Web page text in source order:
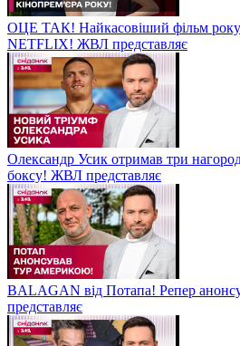
ОЦЕ ТАК! Найкасовіший фільм
NETFLIX! ЖВЛ представляє
Олександр Усик отримав три
боксу! ЖВЛ представляє
BALAGAN від Потапа! Репер
представляє